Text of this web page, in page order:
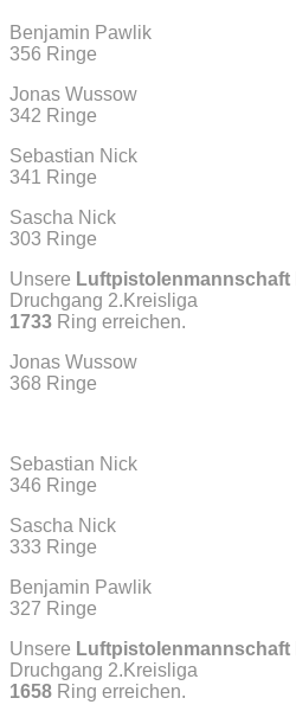
Benjamin Pawlik
356 Ringe
Jonas Wussow
342 Ringe
Sebastian Nick
341 Ringe
Sascha Nick
303 Ringe
Unsere Luftpistolenmannschaft
Druchgang 2.Kreisliga
1733 Ring erreichen.
Jonas Wussow
368 Ringe
Sebastian Nick
346 Ringe
Sascha Nick
333 Ringe
Benjamin Pawlik
327 Ringe
Unsere Luftpistolenmannschaft
Druchgang 2.Kreisliga
1658 Ring erreichen.